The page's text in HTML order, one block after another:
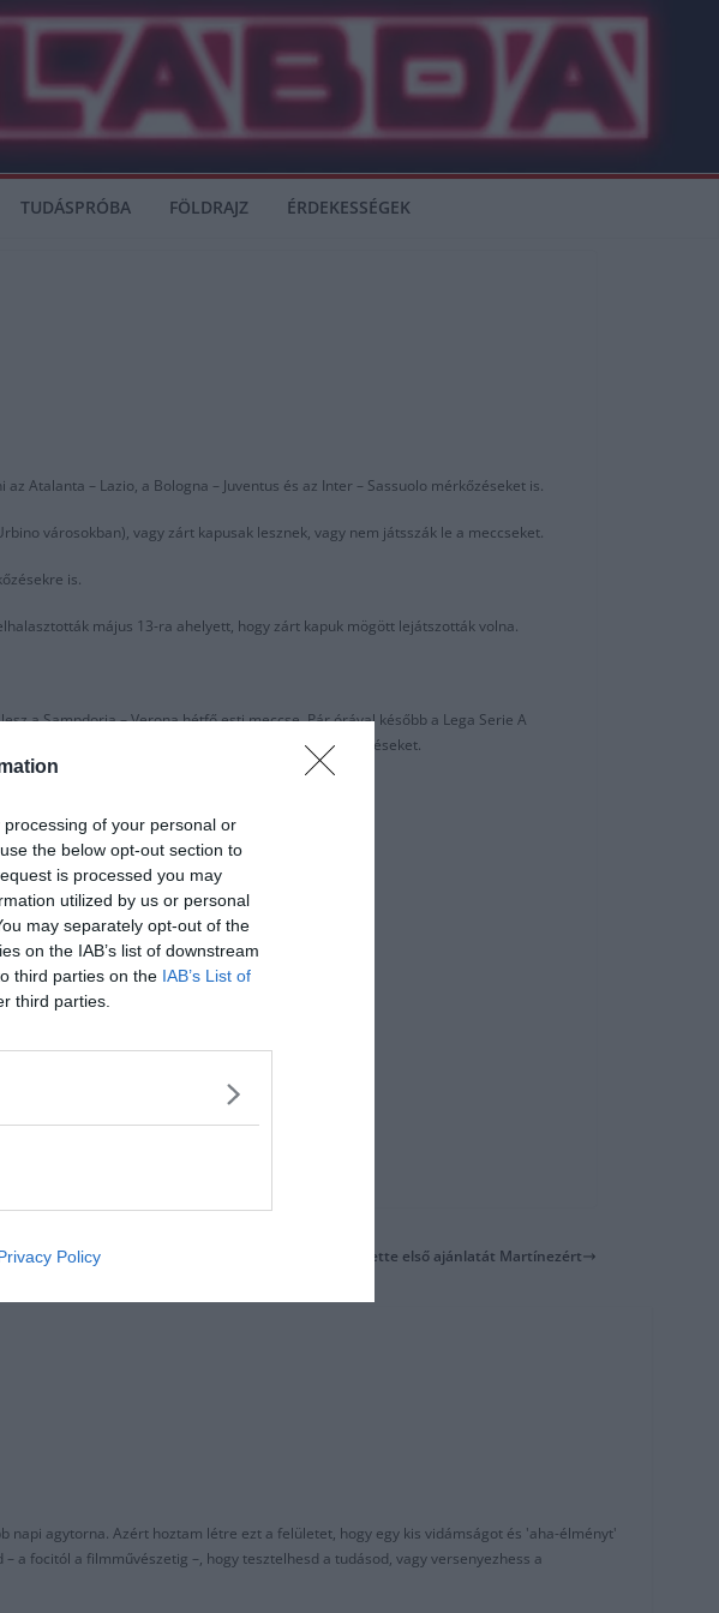
of your personal or
the below opt-out section to
is processed you may
utilized by us or personal
may separately opt-out of the
on the IAB’s list of downstream
third parties on the IAB’s List of
third parties.
Policy
TUDÁSPRÓBA FÖLDRAJZ ÉRDEKESSÉGEK
Atalanta – Lazio, a Bologna – Juventus és az Inter – Sassuolo mérkőzéseket is.
városokban), vagy zárt kapusak lesznek, vagy nem játsszák le a meccseket.
is.
május 13-ra ahelyett, hogy zárt kapuk mögött lejátszották volna.
a Sampdoria – Verona hétfő esti meccse. Pár órával később a Lega Serie A
a Sassuolo – Brescia és a Parma – SPAL mérkőzéseket.
ott lesz az Európa Bajnokság is.
venni.
Barcelona: a klub megtette első ajánlatát Martínezért
napi agytorna. Azért hoztam létre ezt a felületet, hogy egy kis vidámságot és 'aha-élményt'
a focitól a filmművészetig –, hogy tesztelhesd a tudásod, vagy versenyezhess a